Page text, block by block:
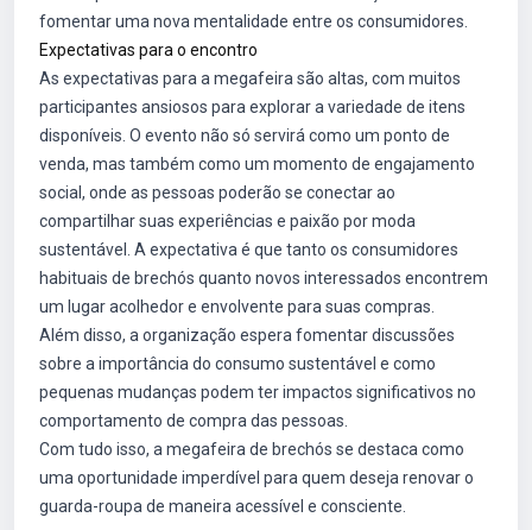
fomentar uma nova mentalidade entre os consumidores.
Expectativas para o encontro
As expectativas para a megafeira são altas, com muitos
participantes ansiosos para explorar a variedade de itens
disponíveis. O evento não só servirá como um ponto de
venda, mas também como um momento de engajamento
social, onde as pessoas poderão se conectar ao
compartilhar suas experiências e paixão por moda
sustentável. A expectativa é que tanto os consumidores
habituais de brechós quanto novos interessados encontrem
um lugar acolhedor e envolvente para suas compras.
Além disso, a organização espera fomentar discussões
sobre a importância do consumo sustentável e como
pequenas mudanças podem ter impactos significativos no
comportamento de compra das pessoas.
Com tudo isso, a megafeira de brechós se destaca como
uma oportunidade imperdível para quem deseja renovar o
guarda-roupa de maneira acessível e consciente.